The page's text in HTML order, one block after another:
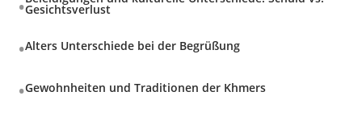
Gesichtsverlust
Alters Unterschiede bei der Begrüßung
Gewohnheiten und Traditionen der Khmers